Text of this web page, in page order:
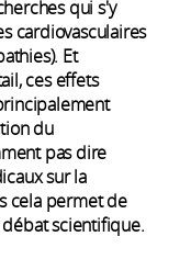
qui s'y
cardiovasculaires
Et
ces effets
du
pas dire
sur la
cela permet de
scientifique.